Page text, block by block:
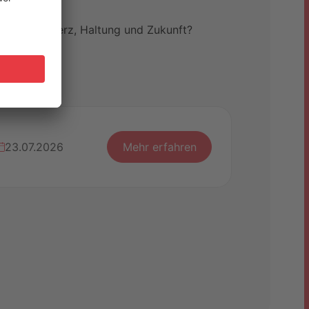
Job mit Herz, Haltung und Zukunft?
23.07.2026 Mehr erfahren